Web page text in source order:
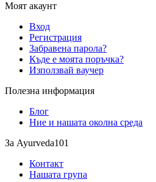
Моят акаунт
Вход
Регистрация
Забравена парола?
Къде е моята поръчка?
Използвай ваучер
Полезна информация
Блог
Ние и нашата околна среда
За Ayurveda101
Контакт
Нашата група